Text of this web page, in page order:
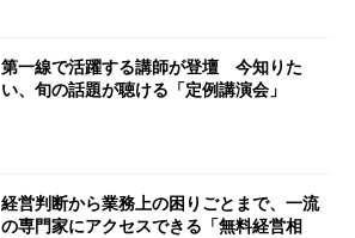
第一線で活躍する講師が登壇 今知りた
い、旬の話題が聴ける「定例講演会」
経営判断から業務上の困りごとまで、一流
の専門家にアクセスできる「無料経営相